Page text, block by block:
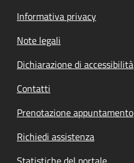
Informativa privacy
Note legali
Dichiarazione di accessibilità
Contatti
Prenotazione appuntamento
Richiedi assistenza